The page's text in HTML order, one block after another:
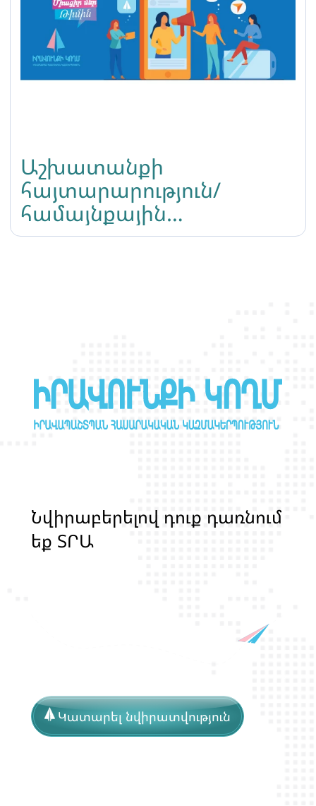
Աշխատանքի
հայտարարություն/
համայնքային
պատասխանատու
Նվիրաբերելով դոք դառնոմ
եք ՏՐԱՆ
Կատարել նվիրատվություն